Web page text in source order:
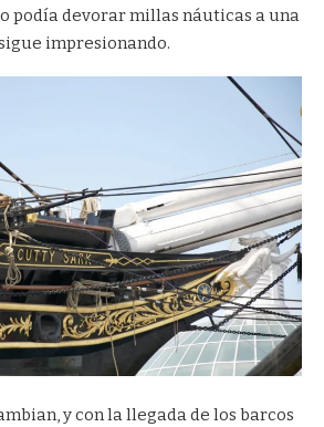
podía devorar millas náuticas a una
impresionando.
y con la llegada de los barcos